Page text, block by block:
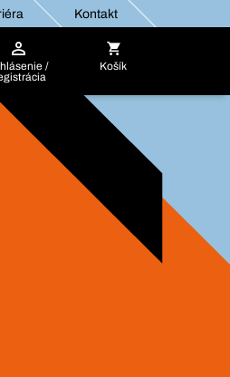
Kontakt
/
Košík